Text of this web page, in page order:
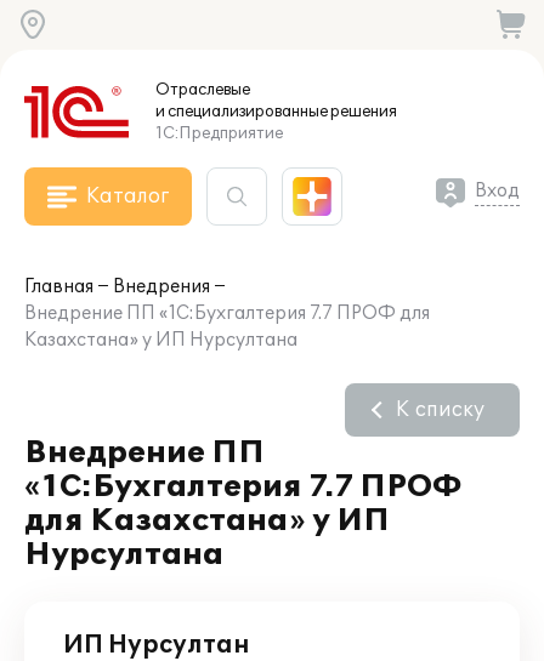
Отраслевые
и специализированныерешения
1С:Предприятие
Каталог Вход
Главная
Внедрения
Внедрение ПП «1С:Бухгалтерия 7.7 ПРОФ для
Казахстана» у ИП Нурсултана
Внедрение ПП
«1С:Бухгалтерия 7.7 ПРОФ
для Казахстана» у ИП
Нурсултана
К списку
ИП Нурсултан